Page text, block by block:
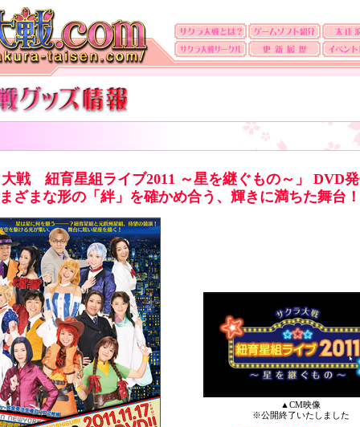
戦 紐育星組ライブ2011 ～星を継ぐもの～」 DVD
ざまな形の「絆」を確かめ合う、輝きに満ちた舞台
▲CM映像
※公開終了いたしました